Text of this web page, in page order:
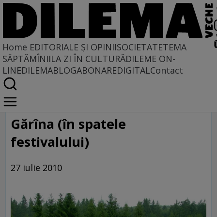
Home EDITORIALE ȘI OPINIISOCIETATETEMA
SĂPTĂMÎNIILA ZI ÎN CULTURĂDILEME ON-
LINEDILEMABLOGABONAREDIGITALContact
Home
Galerie
Gărîna (în spatele
festivalului)
27 iulie 2010